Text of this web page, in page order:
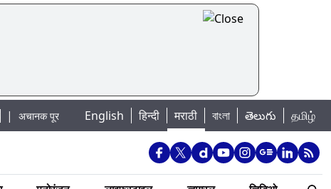
पूराचा धोका: खडकवासला धरणातून मुठानदी पात्रात विसर्ग सुरु; नागरिकांना नदीपात्रात न
English हिन्दी मराठी বাংলা తెలుగు தமிழ்